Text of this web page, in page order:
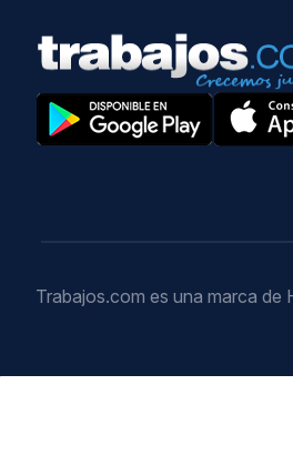
Trabajos.com es una marca de